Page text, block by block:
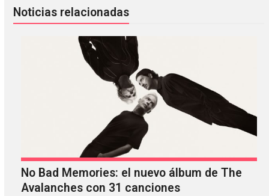
Noticias relacionadas
No Bad Memories: el nuevo álbum de The
Avalanches con 31 canciones